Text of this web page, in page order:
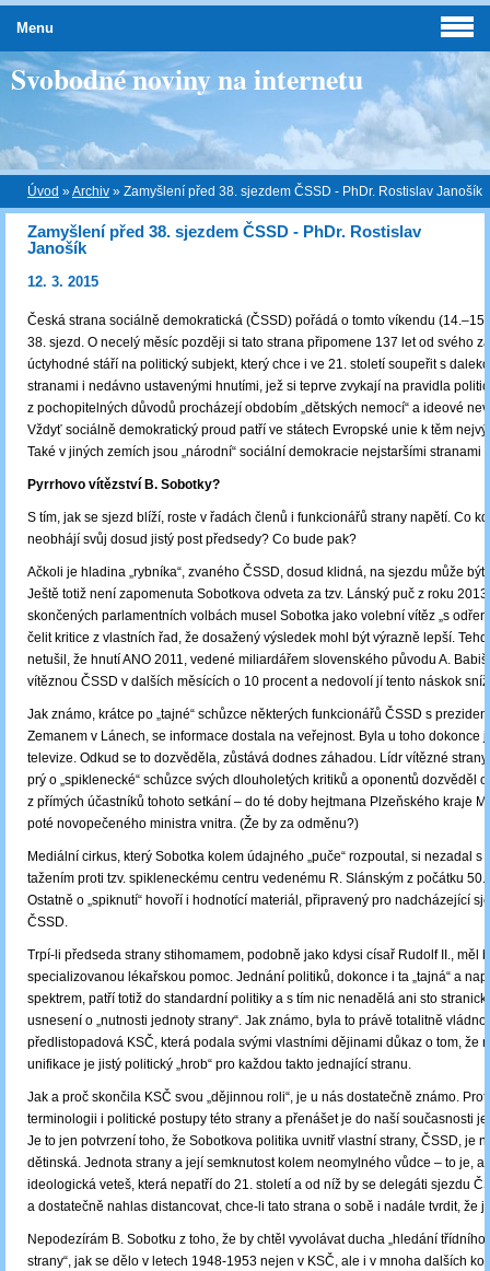
Svobodné noviny na internetu
Úvod »Archiv » Zamyšlení před 38. sjezdem ČSSD - PhDr. Rostislav Janošík
Zamyšlení před 38. sjezdem ČSSD - PhDr. Rostislav
Janošík
12. 3. 2015
Česká strana sociálně demokratická (ČSSD) pořádá o tomto víkendu
38. sjezd. O necelý měsíc později si tato strana připomene 137 let od svého
úctyhodné stáří na politický subjekt, který chce i ve 21. století soupeřit s daleko
stranami i nedávno ustavenými hnutími, jež si teprve zvykají na pravidla
z pochopitelných důvodů procházejí obdobím „dětských nemocí“ a ideové
Vždyť sociálně demokratický proud patří ve státech Evropské unie k těm
Také v jiných zemích jsou „národní“ sociální demokracie nejstaršími stranami
Pyrrhovo vítězství B. Sobotky?
S tím, jak se sjezd blíží, roste v řadách členů i funkcionářů strany napětí. Co
neobhájí svůj dosud jistý post předsedy? Co bude pak?
Ačkoli je hladina „rybníka“, zvaného ČSSD, dosud klidná, na sjezdu může být
Ještě totiž není zapomenuta Sobotkova odveta za tzv. Lánský puč z roku
skončených parlamentních volbách musel Sobotka jako volební vítěz „s
čelit kritice z vlastních řad, že dosažený výsledek mohl být výrazně lepší.
netušil, že hnutí ANO 2011, vedené miliardářem slovenského původu A.
vítěznou ČSSD v dalších měsících o 10 procent a nedovolí jí tento náskok
Jak známo, krátce po „tajné“ schůzce některých funkcionářů ČSSD s
Zemanem v Lánech, se informace dostala na veřejnost. Byla u toho dokonce
televize. Odkud se to dozvěděla, zůstává dodnes záhadou. Lídr vítězné
prý o „spiklenecké“ schůzce svých dlouholetých kritiků a oponentů dozvěděl
z přímých účastníků tohoto setkání – do té doby hejtmana Plzeňského kraje
poté novopečeného ministra vnitra. (Že by za odměnu?)
Mediální cirkus, který Sobotka kolem údajného „puče“ rozpoutal, si nezadal s
tažením proti tzv. spikleneckému centru vedenému R. Slánským z počátku 50.
Ostatně o „spiknutí“ hovoří i hodnotící materiál, připravený pro nadcházející
ČSSD.
Trpí-li předseda strany stihomamem, podobně jako kdysi císař Rudolf II., měl
specializovanou lékařskou pomoc. Jednání politiků, dokonce i ta „tajná“ a
spektrem, patří totiž do standardní politiky a s tím nic nenadělá ani sto
usnesení o „nutnosti jednoty strany“. Jak známo, byla to právě totalitně
předlistopadová KSČ, která podala svými vlastními dějinami důkaz o tom, že
unifikace je jistý politický „hrob“ pro každou takto jednající stranu.
Jak a proč skončila KSČ svou „dějinnou roli“, je u nás dostatečně známo.
terminologii i politické postupy této strany a přenášet je do naší současnosti
Je to jen potvrzení toho, že Sobotkova politika uvnitř vlastní strany, ČSSD, je
dětinská. Jednota strany a její semknutost kolem neomylného vůdce – to je,
ideologická veteš, která nepatří do 21. století a od níž by se delegáti sjezdu
a dostatečně nahlas distancovat, chce-li tato strana o sobě i nadále tvrdit, že
Nepodezírám B. Sobotku z toho, že by chtěl vyvolávat ducha „hledání
strany“, jak se dělo v letech 1948-1953 nejen v KSČ, ale i v mnoha dalších
Menu